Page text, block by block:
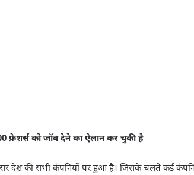
को जॉब देने का ऐलान कर चुकी है
देश की सभी कंपनियों पर हुआ है। जिसके चलते कई